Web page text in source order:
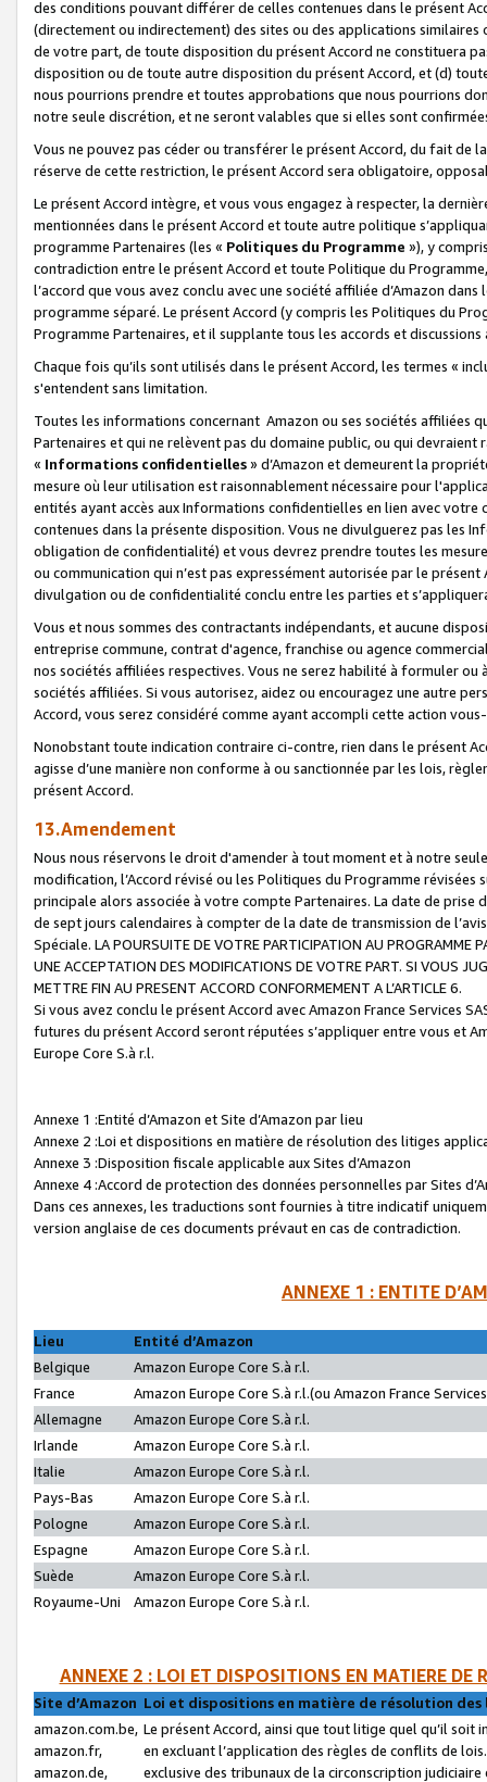
des conditions pouvant différer de celles contenues dans le présent
(directement ou indirectement) des sites ou des applications
de votre part, de toute disposition du présent Accord ne constituera
disposition ou de toute autre disposition du présent Accord, et (d)
nous pourrions prendre et toutes approbations que nous pourrions
notre seule discrétion, et ne seront valables que si elles sont
Vous ne pouvez pas céder ou transférer le présent Accord, du fait de
réserve de cette restriction, le présent Accord sera obligatoire,
Le présent Accord intègre, et vous vous engagez à respecter, la
mentionnées dans le présent Accord et toute autre politique
programme Partenaires (les « Politiques du Programme »), y
contradiction entre le présent Accord et toute Politique du
l’accord que vous avez conclu avec une société affiliée d’Amazon
programme séparé. Le présent Accord (y compris les Politiques du
Programme Partenaires, et il supplante tous les accords et discussions
Chaque fois qu’ils sont utilisés dans le présent Accord, les termes «
s'entendent sans limitation.
Toutes les informations concernant Amazon ou ses sociétés affiliées
Partenaires et qui ne relèvent pas du domaine public, ou qui
« Informations confidentielles» d’Amazon et demeurent la
mesure où leur utilisation est raisonnablement nécessaire pour
entités ayant accès aux Informations confidentielles en lien avec
contenues dans la présente disposition. Vous ne divulguerez pas les
obligation de confidentialité) et vous devrez prendre toutes les
ou communication qui n’est pas expressément autorisée par le
divulgation ou de confidentialité conclu entre les parties et
Vous et nous sommes des contractants indépendants, et aucune
entreprise commune, contrat d'agence, franchise ou agence
nos sociétés affiliées respectives. Vous ne serez habilité à formuler
sociétés affiliées. Si vous autorisez, aidez ou encouragez une autre
Accord, vous serez considéré comme ayant accompli cette action
Nonobstant toute indication contraire ci-contre, rien dans le présent
agisse d’une manière non conforme à ou sanctionnée par les lois,
présent Accord.
13.Amendement
Nous nous réservons le droit d'amender à tout moment et à notre
modification, l’Accord révisé ou les Politiques du Programme
principale alors associée à votre compte Partenaires. La date de
de sept jours calendaires à compter de la date de transmission de
Spéciale. LA POURSUITE DE VOTRE PARTICIPATION AU PROGRAMME
UNE ACCEPTATION DES MODIFICATIONS DE VOTRE PART. SI VOUS
METTRE FIN AU PRESENT ACCORD CONFORMEMENT A L’ARTICLE 6.
Si vous avez conclu le présent Accord avec Amazon France Services
futures du présent Accord seront réputées s’appliquer entre vous et
Europe Core S.à r.l.
Annexe 1 :Entité d’Amazon et Site d’Amazon par lieu
Annexe 2 :Loi et dispositions en matière de résolution des litiges
Annexe 3 :Disposition fiscale applicable aux Sites d’Amazon
Annexe 4 :Accord de protection des données personnelles par Sites
Dans ces annexes, les traductions sont fournies à titre indicatif
version anglaise de ces documents prévaut en cas de contradiction.
ANNEXE 1 : ENTITE
Lieu
Entité d’Amazon
Belgique
Amazon Europe Core S.à r.l.
France
Amazon Europe Core S.à r.l.(ou Amazon France
Allemagne
Amazon Europe Core S.à r.l.
Irlande
Amazon Europe Core S.à r.l.
Italie
Amazon Europe Core S.à r.l.
Pays-Bas
Amazon Europe Core S.à r.l.
Pologne
Amazon Europe Core S.à r.l.
Espagne
Amazon Europe Core S.à r.l.
Suède
Amazon Europe Core S.à r.l.
Royaume-Uni
Amazon Europe Core S.à r.l.
ANNEXE 2 : LOI ET DISPOSITIONS EN MATIERE DE
Site d’Amazon Loi et dispositions en matière de résolution
amazon.com.be,
amazon.fr,
amazon.de,
Le présent Accord, ainsi que tout litige quel qu’il soit
en excluant l’application des règles de conflits de
exclusive des tribunaux de la circonscription